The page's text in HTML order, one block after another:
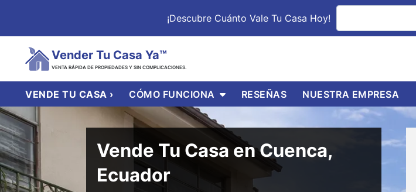
¡Descubre Cuánto Vale Tu Casa Hoy!
Vender Tu Casa Ya™
VENTA RÁPIDA DE PROPIEDADES Y SIN COMPLICACIONES.
VENDE TU CASA › CÓMO FUNCIONA OPEN SUBMENU
RESEÑAS NUESTRA EMPRESA
Vende Tu Casa en Cuenca,
Ecuador